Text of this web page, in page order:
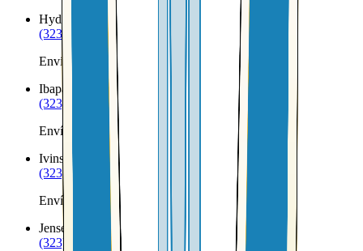
Hyde Park
UT
(323) 953-8100
Envíos a Nicaragua desde Hyde Park
Ibapah
(323) 953-8100
Envíos a Nicaragua desde Ibapah
Ivins
UT
(323) 953-8100
Envíos a Nicaragua desde Ivins
Jensen
(323) 953-8100